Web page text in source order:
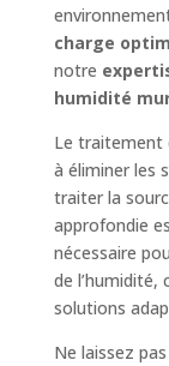
charge
notre
humidité
Le traitement
à éliminer les
traiter la
approfondie
nécessaire
de
solutions
Ne laissez